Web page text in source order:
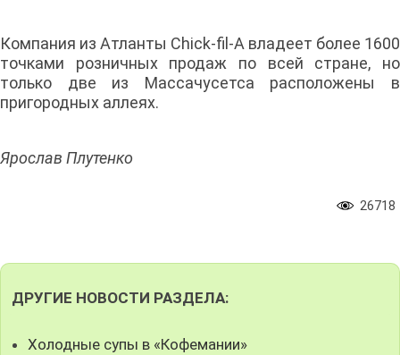
Компания из Атланты Chick-fil-A владеет более 1600
точками розничных продаж по всей стране, но
только две из Массачусетса расположены в
пригородных аллеях.
Ярослав Плутенко
26718
ДРУГИЕ НОВОСТИ РАЗДЕЛА:
Холодные супы в «Кофемании»